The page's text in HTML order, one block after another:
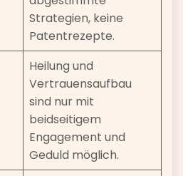
Strategien, keine
Patentrezepte.
Heilung und
Vertrauensaufbau
sind nur mit
beidseitigem
Engagement und
Geduld möglich.